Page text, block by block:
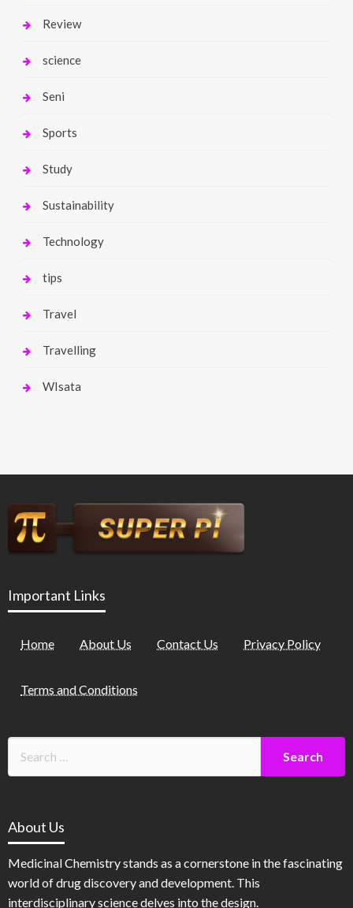
Review
science
Seni
Sports
Study
Sustainability
Technology
tips
Travel
Travelling
WIsata
Important Links
Home About Us Contact Us Privacy Policy
Terms and Conditions
About Us
Medicinal Chemistry stands as a cornerstone in the fascinating
world of drug discovery and development. This
interdisciplinary science delves into the design.